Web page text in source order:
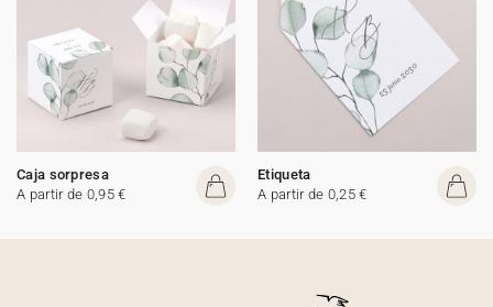
Caja sorpresa
A partir de 0,95 €
Etiqueta
A partir de 0,25 €